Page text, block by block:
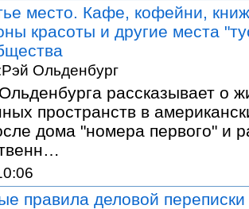
место. Кафе, кофейни,
красоты и другие места
Ольденбург
рассказывает о
пространств в
дома "номера первого" и
правила деловой переписки